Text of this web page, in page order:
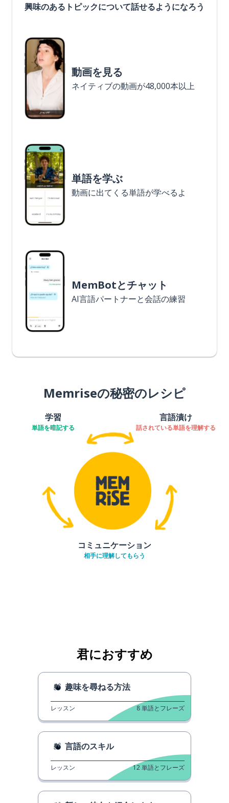
興味のあるトピックについて話せるようになろう
動画を見る
ネイティブの動画が48,000本以上
単語を学ぶ
動画に出てくる単語が学べるよ
MemBotとチャット
AI言語パートナーと会話の練習
Memriseの秘密のレシピ
学習
単語を暗記する
言語漬け
話されている単語を理解する
コミュニケーション
相手に理解してもらう
君におすすめ
趣味を尋ねる方法
レッスン 8単語とフレーズ
言語のスキル
レッスン 12単語とフレーズ